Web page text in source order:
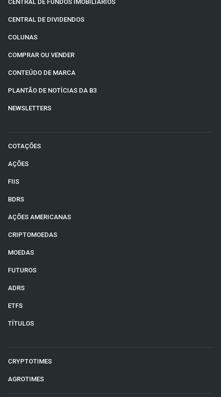
CENTRAL DE FUNDOS IMOBILIÁRIOS
CENTRAL DE DIVIDENDOS
COLUNAS
COMPRAR OU VENDER
CONTEÚDO DE MARCA
PLANTÃO DE NOTÍCIAS DA B3
NEWSLETTERS
COTAÇÕES
AÇÕES
FIIS
BDRS
AÇÕES AMERICANAS
CRIPTOMOEDAS
MOEDAS
FUTUROS
ADRS
ETFS
TÍTULOS
CRYPTOTIMES
AGROTIMES